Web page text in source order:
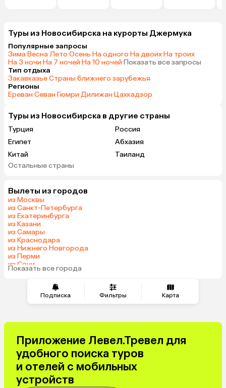
Подписка Фильтры Карта
Туры из Новосибирска на курорты Джермука
Популярные запросы
Зима·Весна·Лето·Осень·На одного·На двоих·На троих·
На 3 ночи·На 7 ночей·На 10 ночей·Показать все запросы
Тип отдыха
Закавказье·Страны ближнего зарубежья
Регионы
Ереван·Севан·Гюмри·Дилижан·Цахкадзор
Туры из Новосибирска в другие страны
Турция
Россия
Египет
Абхазия
Китай
Таиланд
Вьетнам
Беларусь
Шри-Ланка
Азербайджан
Сербия
Киргизия
Саудовская Аравия
Венгрия
Остальные страны
Вылеты из городов
из Москвы
из Санкт-Петербурга
из Екатеринбурга
из Казани
из Самары
из Краснодара
из Нижнего Новгорода
из Перми
из Сочи
из Тюмени
Показать все города
Приложение Левел.Тревел для
удобного поиска туров
и отелей с мобильных
устройств